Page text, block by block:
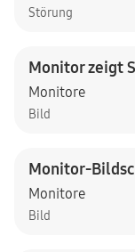
Störung
Monitor zeigt
Monitore
Bild
Monitor-
Monitore
Bild